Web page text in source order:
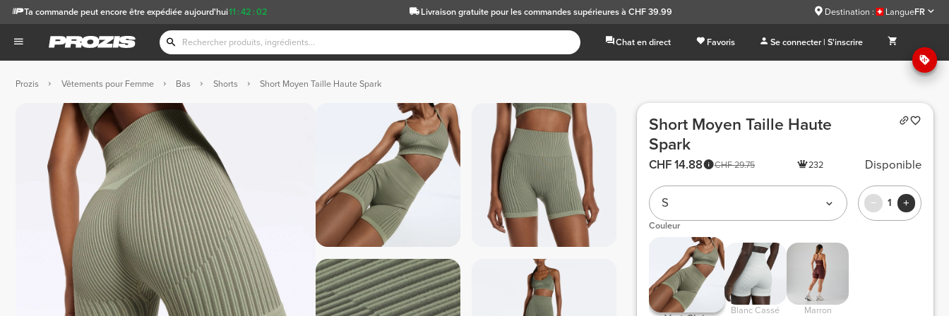
11 :42 :01
Ta commande peut encore être expédiée aujourd'hui Livraison gratuitepour les commandes supérieures à CHF 39.99 Destination : LangueFR
Chat en direct Favoris Se connecter | S'inscrire
Prozis Vêtements pour Femme Bas Shorts Short Moyen Taille Haute Spark
Short Moyen Taille Haute
Spark
CHF 29.75
CHF 14.88 232 Disponible
S 1
Couleur
Blanc Cassé Marron